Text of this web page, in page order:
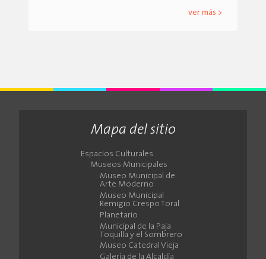
ver más >
Mapa del sitio
Espacios Culturales
Museos Municipales
Museo Municipal de
Arte Moderno
Museo Municipal
Remigio Crespo Toral
Planetario
Municipal de la Paja
Toquilla y el Sombrero
Museo Catedral Vieja
Galería de la Alcaldía